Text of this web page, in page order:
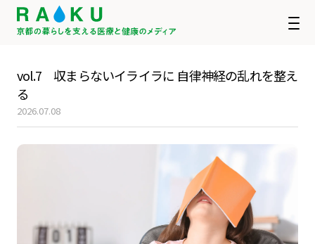
vol.7 収まらないイライラに 自律神経の乱れを整え
る
2026.07.08